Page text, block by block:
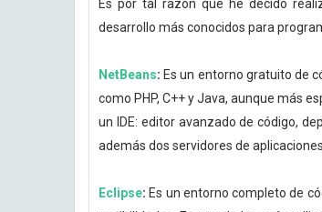
Es por tal razón que he decido
desarrollo más conocidos para
NetBeans: Es un entorno gratuito de
como PHP, C++ y Java, aunque más
un IDE: editor avanzado de código,
además dos servidores de
Eclipse: Es un entorno completo de